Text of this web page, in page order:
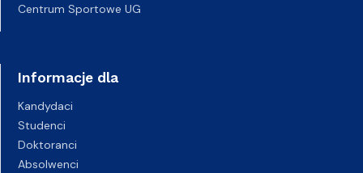
Centrum Sportowe UG
Informacje dla
Kandydaci
Studenci
Doktoranci
Absolwenci